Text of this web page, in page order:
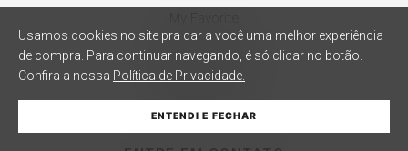
Usamos cookies no site pra dar a você uma melhor experiência
de compra. Para continuar navegando, é só clicar no botão.
Confira a nossa Política de Privacidade.
ENTENDI E FECHAR
Revender a Marca
Trabalhe Conosco
Compre Local